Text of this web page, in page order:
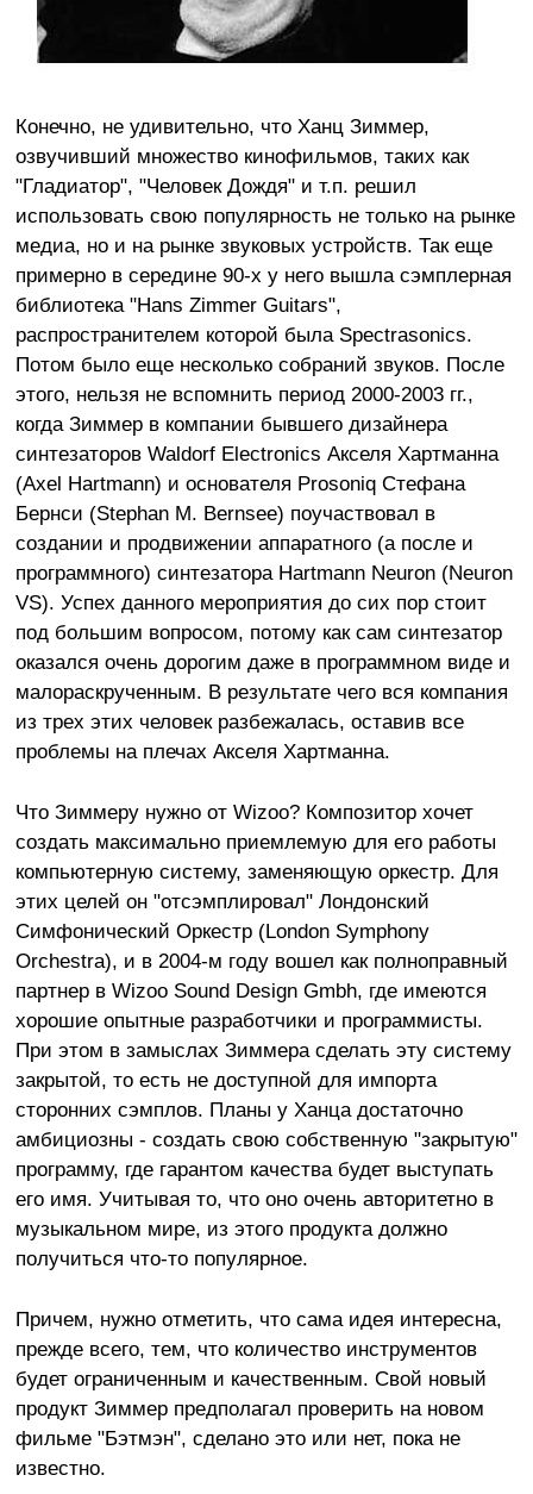
Конечно, не удивительно, что Ханц Зиммер,
озвучивший множество кинофильмов, таких как
"Гладиатор", "Человек Дождя" и т.п. решил
использовать свою популярность не только на рынке
медиа, но и на рынке звуковых устройств. Так еще
примерно в середине 90-х у него вышла сэмплерная
библиотека "Hans Zimmer Guitars",
распространителем которой была Spectrasonics.
Потом было еще несколько собраний звуков. После
этого, нельзя не вспомнить период 2000-2003 гг.,
когда Зиммер в компании бывшего дизайнера
синтезаторов Waldorf Electronics Акселя Хартманна
(Axel Hartmann) и основателя Prosoniq Стефана
Бернси (Stephan M. Bernsee) поучаствовал в
создании и продвижении аппаратного (а после и
программного) синтезатора Hartmann Neuron (Neuron
VS). Успех данного мероприятия до сих пор стоит
под большим вопросом, потому как сам синтезатор
оказался очень дорогим даже в программном виде и
малораскрученным. В результате чего вся компания
из трех этих человек разбежалась, оставив все
проблемы на плечах Акселя Хартманна.
Что Зиммеру нужно от Wizoo? Композитор хочет
создать максимально приемлемую для его работы
компьютерную систему, заменяющую оркестр. Для
этих целей он "отсэмплировал" Лондонский
Симфонический Оркестр (London Symphony
Orchestra), и в 2004-м году вошел как полноправный
партнер в Wizoo Sound Design Gmbh, где имеются
хорошие опытные разработчики и программисты.
При этом в замыслах Зиммера сделать эту систему
закрытой, то есть не доступной для импорта
сторонних сэмплов. Планы у Ханца достаточно
амбициозны - создать свою собственную "закрытую"
программу, где гарантом качества будет выступать
его имя. Учитывая то, что оно очень авторитетно в
музыкальном мире, из этого продукта должно
получиться что-то популярное.
Причем, нужно отметить, что сама идея интересна,
прежде всего, тем, что количество инструментов
будет ограниченным и качественным. Свой новый
продукт Зиммер предполагал проверить на новом
фильме "Бэтмэн", сделано это или нет, пока не
известно.